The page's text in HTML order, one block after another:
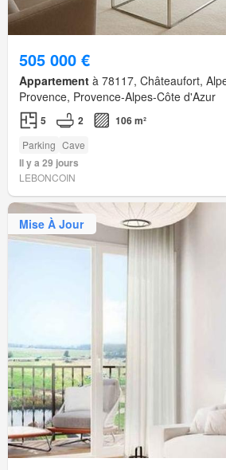
505 000 €
Appartement à 78117, Châteaufort,
Provence, Provence-Alpes-Côte d'Azur
5 2 106 m²
Parking Cave
Il y a 29 jours
LEBONCOIN
Mise À Jour